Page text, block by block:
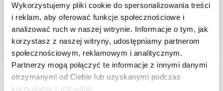
Wykorzystujemy pliki cookie do spersonalizowania treści
i reklam, aby oferować funkcje społecznościowe i
analizować ruch w naszej witrynie. Informacje o tym, jak
korzystasz z naszej witryny, udostępniamy partnerom
społecznościowym, reklamowym i analitycznym.
Partnerzy mogą połączyć te informacje z innymi danymi
otrzymanymi od Ciebie lub uzyskanymi podczas
korzystania z ich usług.
2 godz. 3705 kcal 12